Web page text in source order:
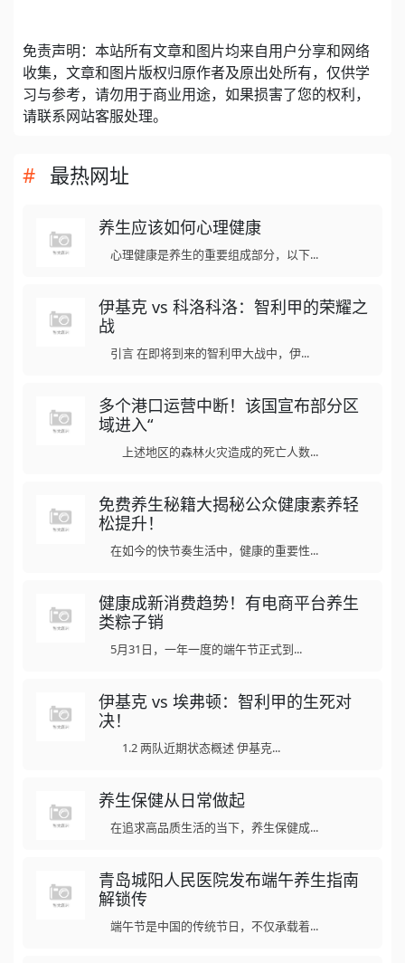
免责声明：本站所有文章和图片均来自用户分享和网络
收集，文章和图片版权归原作者及原出处所有，仅供学
习与参考，请勿用于商业用途，如果损害了您的权利，
请联系网站客服处理。
最热网址
养生应该如何心理健康
心理健康是养生的重要组成部分，以下...
伊基克 vs 科洛科洛：智利甲的荣耀之
战
引言 在即将到来的智利甲大战中，伊...
多个港口运营中断！该国宣布部分区
域进入“
上述地区的森林火灾造成的死亡人数...
免费养生秘籍大揭秘公众健康素养轻
松提升！
在如今的快节奏生活中，健康的重要性...
健康成新消费趋势！有电商平台养生
类粽子销
5月31日，一年一度的端午节正式到...
伊基克 vs 埃弗顿：智利甲的生死对
决！
1.2 两队近期状态概述 伊基克...
养生保健从日常做起
在追求高品质生活的当下，养生保健成...
青岛城阳人民医院发布端午养生指南
解锁传
端午节是中国的传统节日，不仅承载着...